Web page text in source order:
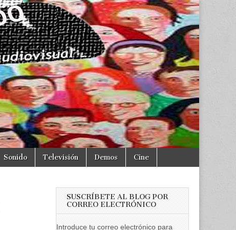
Sonido Televisión Demos Cine
SUSCRÍBETE AL BLOG POR
CORREO ELECTRÓNICO
Introduce tu correo electrónico para